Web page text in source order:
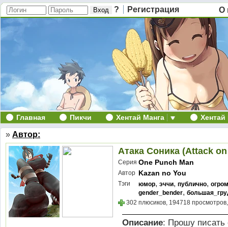
? Регистрация О
Главная Пикчи Хентай Манга
» Автор:
Атака Соника (Attack
Серия One Punch Man
Автор Kazan no You
Тэги юмор, эччи, публично,
gender_bender,
302 плюсиков, 194718
Описание: Прошу писать